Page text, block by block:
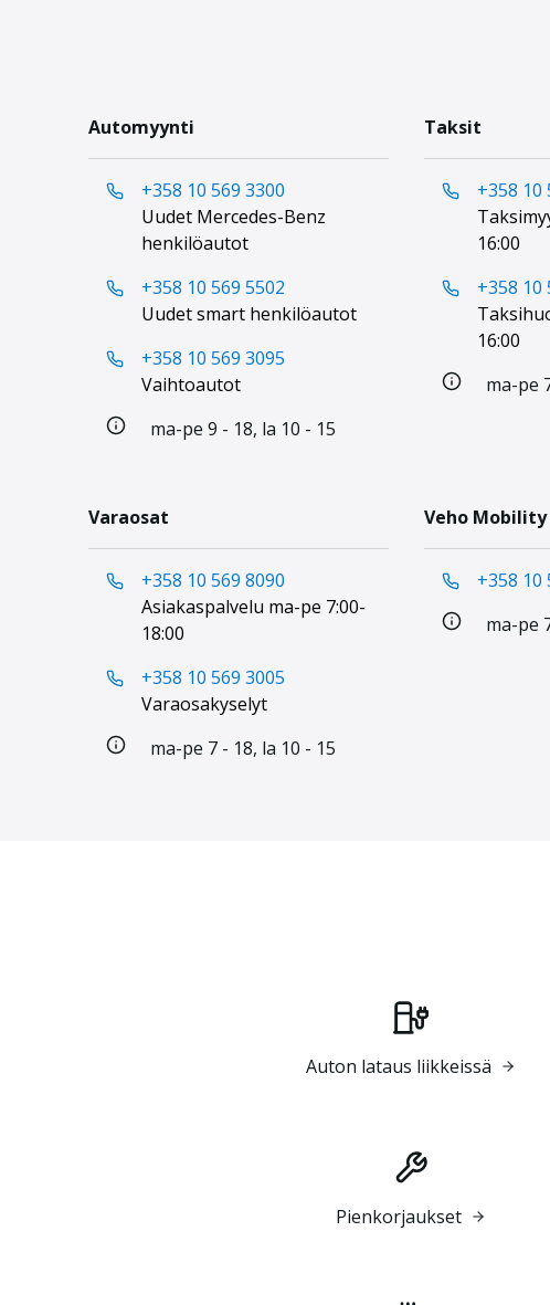
Automyynti
+358 10 569 3300
Uudet Mercedes-Benz
henkilöautot
+358 10 569 5502
Uudet smart henkilöautot
+358 10 569 3095
Vaihtoautot
ma-pe 9 - 18, la 10 - 15
Taksit
+358 10
16:00
+358 10
16:00
ma-pe
Varaosat
+358 10 569 8090
Asiakaspalvelu ma-pe 7:00-
18:00
+358 10 569 3005
Varaosakyselyt
ma-pe 7 - 18, la 10 - 15
Veho
+358 10
ma-pe
Auton lataus liikkeissä
Pienkorjaukset